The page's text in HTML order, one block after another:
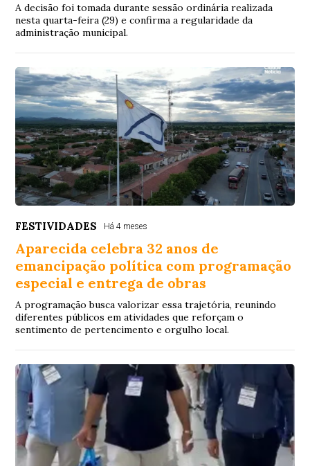
A decisão foi tomada durante sessão ordinária realizada
nesta quarta-feira (29) e confirma a regularidade da
administração municipal.
FESTIVIDADES Há 4 meses
Aparecida celebra 32 anos de
emancipação política com programação
especial e entrega de obras
A programação busca valorizar essa trajetória, reunindo
diferentes públicos em atividades que reforçam o
sentimento de pertencimento e orgulho local.